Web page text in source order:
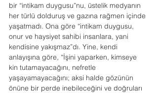
bir “intikam duygusu”nu, üstelik medyanın
her türlü dolduruş ve gazına rağmen içinde
yaşatmadı. Ona göre “intikam duygusu,
onur ve haysiyet sahibi insanlara, yani
kendisine yakışmaz”dı. Yine, kendi
anlayışına göre, “İşini yaparken, kimseye
kin tutamayacağını, nefretle
yaşayamayacağını; aksi halde gözünün
önüne bir perde inebileceğini ve doğruları